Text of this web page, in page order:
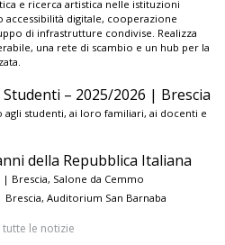
e ricerca artistica nelle istituzioni
accessibilità digitale, cooperazione
di infrastrutture condivise. Realizza
una rete di scambio e un hub per la
Studenti – 2025/2026 | Brescia
agli studenti, ai loro familiari, ai docenti e
della Repubblica Italiana
| Brescia, Salone da Cemmo
Brescia, Auditorium San Barnaba
tutte le notizie